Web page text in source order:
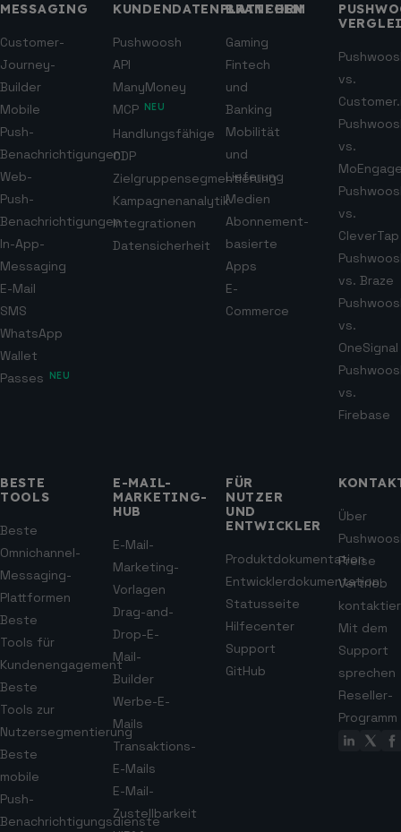
MESSAGING
Customer-
Journey-
Builder
Mobile
Push-
Benachrichtigungen
Web-
Push-
Benachrichtigungen
In-App-
Messaging
E-Mail
SMS
WhatsApp
Wallet
Passes
NEU
KUNDENDATENPLATTFORM
Pushwoosh
API
ManyMoney
MCP
NEU
Handlungsfähige
CDP
Zielgruppensegmentierung
Kampagnenanalytik
Integrationen
Datensicherheit
BRANCHEN
Gaming
Fintech
und
Banking
Mobilität
und
Lieferung
Medien
Abonnement-
basierte
Apps
E-
Commerce
vs.
vs.
vs.
CleverTap
vs. Braze
vs.
OneSignal
vs.
Firebase
BESTE
TOOLS
Beste
Omnichannel-
Messaging-
Plattformen
Beste
Tools für
Kundenengagement
Beste
Tools zur
Nutzersegmentierung
Beste
mobile
Push-
Benachrichtigungsdienste
E-MAIL-
MARKETING-
HUB
E-Mail-
Marketing-
Vorlagen
Drag-and-
Drop-E-
Mail-
Builder
Werbe-E-
Mails
Transaktions-
E-Mails
E-Mail-
Zustellbarkeit
FÜR
NUTZER
UND
ENTWICKLER
Produktdokumentation
Entwicklerdokumentation
Statusseite
Hilfecenter
Support
GitHub
Über
Preise
Vertrieb
Mit dem
Support
sprechen
Reseller-
Programm